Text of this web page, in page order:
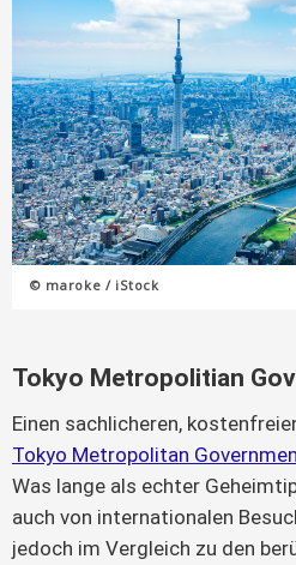
© maroke / iStock
Tokyo Metropolitian
Einen sachlicheren,
Tokyo Metropolitan
Was lange als echter
auch von internationalen
jedoch im Vergleich zu den